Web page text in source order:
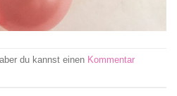
du kannst einen Kommentar